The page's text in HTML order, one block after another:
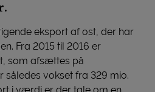
eksport af ost, der har
Fra 2015 til 2016 er
som afsættes på
således vokset fra 329 mio.